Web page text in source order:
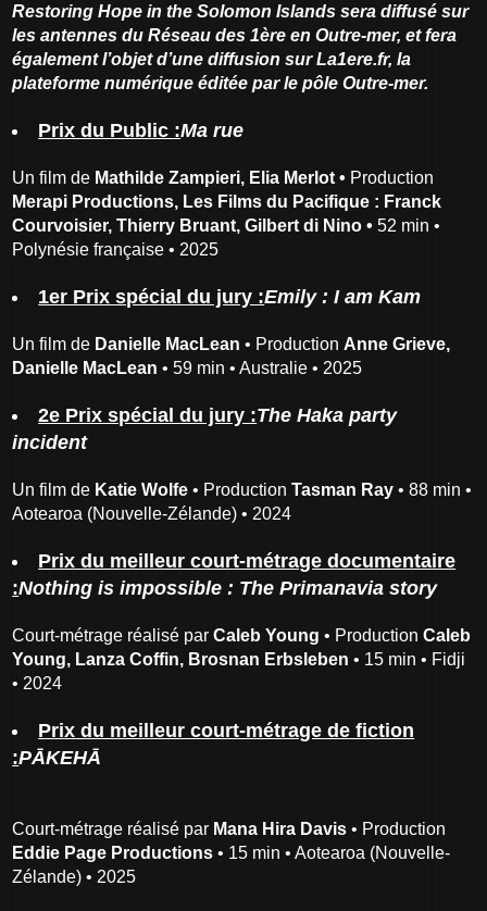
Restoring Hope in the Solomon Islands sera diffusé sur
les antennes du Réseau des 1ère en Outre-mer, et fera
également l’objet d’une diffusion sur La1ere.fr, la
plateforme numérique éditée par le pôle Outre-mer.
Prix du Public :Ma rue
Un film de Mathilde Zampieri, Elia Merlot • Production
Merapi Productions, Les Films du Pacifique : Franck
Courvoisier, Thierry Bruant, Gilbert di Nino •52 min •
Polynésie française • 2025
1er Prix spécial du jury :Emily : I am Kam
Un film de Danielle MacLean • Production Anne Grieve,
Danielle MacLean• 59 min • Australie • 2025
2e Prix spécial du jury :The Haka party
incident
Un film de Katie Wolfe • ProductionTasman Ray • 88 min •
Aotearoa (Nouvelle-Zélande) • 2024
Prix du meilleur court-métrage documentaire
:Nothing is impossible : The Primanavia story
Court-métrage réalisé parCaleb Young • ProductionCaleb
Young, Lanza Coffin, Brosnan Erbsleben • 15 min • Fidji
• 2024
Prix du meilleur court-métrage de fiction
:PᾹKEHᾹ
Court-métrage réalisé par Mana Hira Davis • Production
Eddie Page Productions • 15 min • Aotearoa (Nouvelle-
Zélande) • 2025